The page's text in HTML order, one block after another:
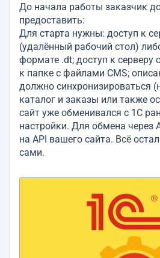
До начала работы заказчик
предоставить:
Для старта нужны: доступ к
(удалённый рабочий стол)
формате .dt; доступ к серверу
к папке с файлами CMS;
должно синхронизироваться
каталог и заказы или также
сайт уже обменивался с 1С
настройки. Для обмена через
на API вашего сайта. Всё
сами.